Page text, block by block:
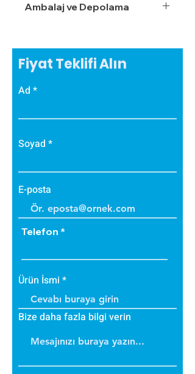
Ambalaj ve Depolama
Fiyat Teklifi Alın
Ad
Soyad
E-posta
Telefon
Ürün İsmi
Bize daha fazla bilgi verin